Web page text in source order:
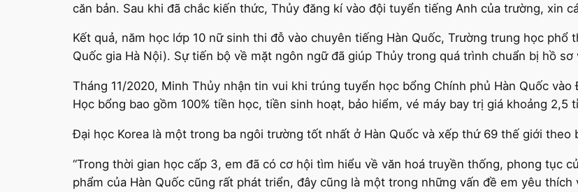
căn bản. Sau khi đã chắc kiến thức, Thủy đăng kí vào đội tuyển tiếng Anh của trường, xin
Kết quả, năm học lớp 10 nữ sinh thi đỗ vào chuyên tiếng Hàn Quốc, Trường trung học
Quốc gia Hà Nội). Sự tiến bộ về mặt ngôn ngữ đã giúp Thủy trong quá trình chuẩn bị hồ
Tháng 11/2020, Minh Thủy nhận tin vui khi trúng tuyển học bổng Chính phủ Hàn Quốc
Học bổng bao gồm 100% tiền học, tiền sinh hoạt, bảo hiểm, vé máy bay trị giá khoảng 2,5
Đại học Korea là một trong ba ngôi trường tốt nhất ở Hàn Quốc và xếp thứ 69 thế giới theo
“Trong thời gian học cấp 3, em đã có cơ hội tìm hiểu về văn hoá truyền thống, phong tục
phẩm của Hàn Quốc cũng rất phát triển, đây cũng là một trong những vấn đề em yêu